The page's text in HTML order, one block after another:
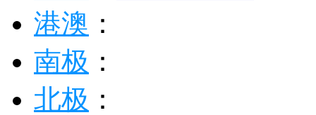
港澳 ：
南极 ：
北极 ：